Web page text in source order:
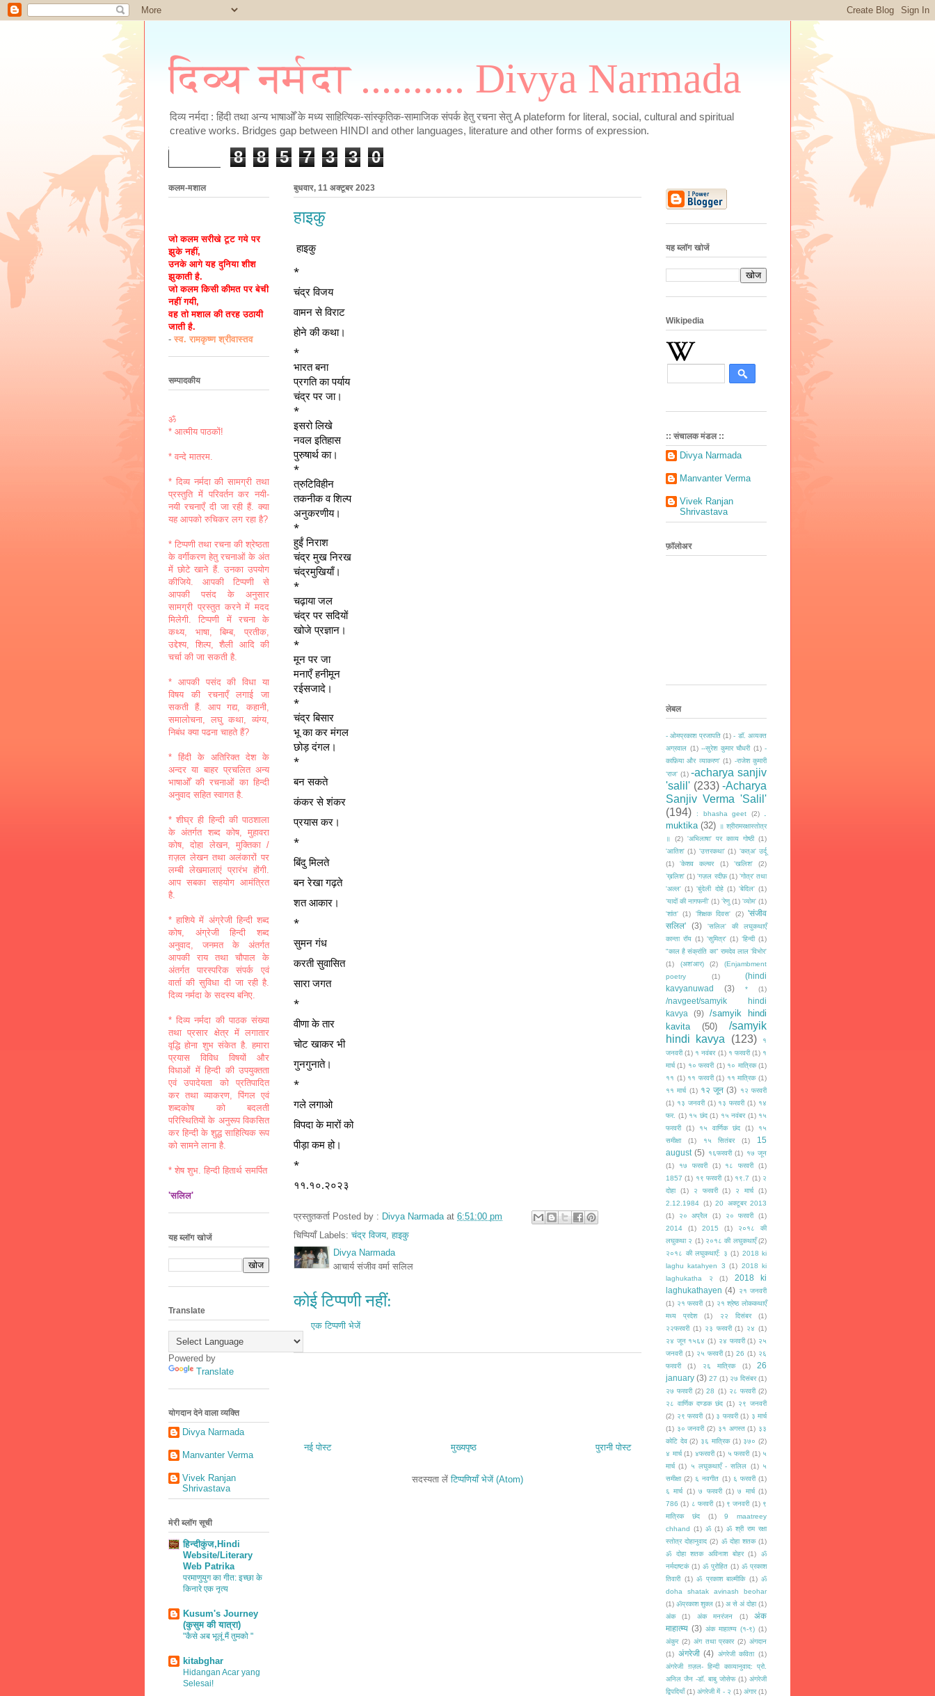
दिव्य नर्मदा .......... Divya Narmada
दिव्य नर्मदा : हिंदी तथा अन्य भाषाओँ के मध्य साहित्यिक-सांस्कृतिक-सामाजिक संपर्क हेतु रचना सेतु A plateform for literal, social, cultural and spiritual
creative works. Bridges gap between HINDI and other languages, literature and other forms of expression.
8 8 5 7 3 3 0
बुधवार, 11 अक्टूबर 2023
हाइकु
हाइकु
*
चंद्र विजय
वामन से विराट
होने की कथा।
*
भारत बना
प्रगति का पर्याय
चंद्र पर जा।
*
इसरो लिखे
नवल इतिहास
पुरुषार्थ का।
*
त्रुटिविहीन
तकनीक व शिल्प
अनुकरणीय।
*
हुईं निराश
चंद्र मुख निरख
चंद्रमुखियाँ।
*
चढ़ाया जल
चंद्र पर सदियों
खोजे प्रज्ञान।
*
मून पर जा
मनाएँ हनीमून
रईसजादे।
*
चंद्र बिसार
भू का कर मंगल
छोड़ दंगल।
*
बन सकते
कंकर से शंकर
प्रयास कर।
*
बिंदु मिलते
बन रेखा गढ़ते
शत आकार।
*
सुमन गंध
करती सुवासित
सारा जगत
*
वीणा के तार
चोट खाकर भी
गुनगुनाते।
*
गले लगाओ
विपदा के मारों को
पीड़ा कम हो।
*
११.१०.२०२३
प्रस्तुतकर्ता Posted by : Divya Narmada at 6:51:00 pm
चिप्पियाँ Labels:चंद्र विजय,हाइकु
Divya Narmada
आचार्य संजीव वर्मा सलिल
कोई टिप्पणी नहीं:
एक टिप्पणी भेजें
नई पोस्ट पुरानी पोस्ट
मुख्यपृष्ठ
सदस्यता लेंटिप्पणियाँ भेजें (Atom)
कलम-मशाल
जो कलम सरीखे टूट गये पर
झुके नहीं,
उनके आगे यह दुनिया शीश
झुकाती है.
जो कलम किसी कीमत पर बेची
नहीं गयी,
वह तो मशाल की तरह उठायी
जाती है.
- स्व. रामकृष्ण श्रीवास्तव
सम्पादकीय
ॐ
* आत्मीय पाठकों!
* वन्दे मातरम.
* दिव्य नर्मदा की सामग्री तथा
प्रस्तुति में परिवर्तन कर नयी-
नयी रचनाएँ दी जा रही हैं. क्या
यह आपको रुचिकर लग रहा है?
* टिप्पणी तथा रचना की श्रेष्ठता
के वर्गीकरण हेतु रचनाओं के अंत
में छोटे खाने हैं. उनका उपयोग
कीजिये. आपकी टिप्पणी से
आपकी पसंद के अनुसार
सामग्री प्रस्तुत करने में मदद
मिलेगी. टिप्पणी में रचना के
कथ्य, भाषा, बिम्ब, प्रतीक,
उद्देश्य, शिल्प, शैली आदि की
चर्चा की जा सकती है.
* आपकी पसंद की विधा या
विषय की रचनाएँ लगाई जा
सकती हैं. आप गद्य, कहानी,
समालोचना, लघु कथा, व्यंग्य,
निबंध क्या पढना चाहते हैं?
* हिंदी के अतिरिक्त देश के
अन्दर या बाहर प्रचलित अन्य
भाषाओँ की रचनाओं का हिन्दी
अनुवाद सहित स्वागत है.
* शीघ्र ही हिन्दी की पाठशाला
के अंतर्गत शब्द कोष, मुहावरा
कोष, दोहा लेखन, मुक्तिका /
ग़ज़ल लेखन तथा अलंकारों पर
लम्बी लेखमालाएं प्रारंभ होंगी.
आप सबका सहयोग आमंत्रित
है.
* हाशिये में अंग्रेजी हिन्दी शब्द
कोष, अंग्रेजी हिन्दी शब्द
अनुवाद, जनमत के अंतर्गत
आपकी राय तथा चौपाल के
अंतर्गत पारस्परिक संपर्क एवं
वार्ता की सुविधा दी जा रही है.
दिव्य नर्मदा के सदस्य बनिए.
* दिव्य नर्मदा की पाठक संख्या
तथा प्रसार क्षेत्र में लगातार
वृद्धि होना शुभ संकेत है. हमारा
प्रयास विविध विषयों और
विधाओं में हिन्दी की उपयुक्तता
एवं उपादेयता को प्रतिपादित
कर तथा व्याकरण, पिंगल एवं
शब्दकोष को बदलती
परिस्थितियों के अनुरूप विकसित
कर हिन्दी के शुद्ध साहित्यिक रूप
को सामने लाना है.
* शेष शुभ. हिन्दी हितार्थ समर्पित
'सलिल'
यह ब्लॉग खोजें
Translate
Powered by
Translate
योगदान देने वाला व्यक्ति
Divya Narmada
Manvanter Verma
Vivek Ranjan
Shrivastava
मेरी ब्लॉग सूची
हिन्दीकुंज,Hindi
Website/Literary
Web Patrika
परमाणुयुग का गीत: इच्छा के
किनारे एक नृत्य
Kusum's Journey
(कुसुम की यात्रा)
"कैसे अब भूलूं मैं तुमको "
kitabghar
Hidangan Acar yang
Selesai!
यह ब्लॉग खोजें
Wikipedia
:: संचालक मंडल ::
Divya Narmada
Manvanter Verma
Vivek Ranjan
Shrivastava
फ़ॉलोअर
लेबल
- ओमप्रकाश प्रजापति (1) - डॉ. अव्यक्त
अग्रवाल (1) --सुरेश कुमार चौधरी (1) -
काफ़िया और व्याकरण' (1) -राजेश कुमारी
‘राज‘ (1) -acharya sanjiv
'salil' (233) -Acharya
Sanjiv Verma 'Salil'
(194)
: bhasha geet (2)
muktika (32)
॥ श्रीरामरक्षास्तोत्र
॥
(2) 'अभिलाषा' पर काव्य गोष्ठी (1)
'आतिश' (1) 'उत्तरकथा' (1) 'कत्अ' उर्दू
(1)
'केशव कल्चर (1) 'खलिश'
(2)
’ख़लिश' (1) 'गज़ल रदीफ़ (1) 'गोत्र' तथा
'अल्ल' (1) 'बुंदेली दोहे (1) 'बेदिल' (1)
‘यादों की नागफनी’ (1) 'रेणु (1) 'व्योम' (1)
'शांत' (1) 'शिक्षक दिवस' (2) 'संजीव
सलिल'
(3)
'सलिल' की लघुकथाएँ
कान्ता रॉय (1) 'सुमित्र' (1) ‘हिन्दी (1)
"काल है संक्रांति का" रामदेव लाल 'विभोर'
(1)
(अश'आर) (2)
(Enjambment
poetry
(1)
(hindi
kavyanuwad
(3) * (1)
/navgeet/samyik hindi
kavya
(9)
/samyik hindi
kavita
(50)
/samyik
hindi kavya
(123)
१
जनवरी (1) १ नवंबर (1) १ फरवरी (1) १
मार्च (1) १० फरवरी (1) १० मात्रिक (1)
११ (1) ११ फरवरी (1) ११ मात्रिक (1)
११ मार्च (1) १२ जून (3) १२ फरवरी
(1) १३ जनवरी (1) १३ फरवरी (1) १४
फर. (1) १५ छंद (1) १५ नवंबर (1) १५
फरवरी
(1) १५ वार्णिक छंद (1)
१५
समीक्षा
(1) १५ सितंबर (1)
15
august (5) १६फरवरी (1) १७ जून
(1)
१७ फरवरी (1) १८ फरवरी
(1)
1857 (1) १९ फरवरी (1) १९.7 (1) २
दोहा
(1) २ फरवरी (1) २ मार्च
(1)
2.12.1984 (1) 20 अक्टूबर 2013
(1)
२० अप्रैल (1) २० फरवरी
(1)
2014
(1) 2015 (1)
२०१८ की
लघुकथा २ (1) २०१८ की लघुकथाएँ (2)
२०१८ की लघुकथाएँ: ३ (1) 2018 ki
laghu katahyen 3 (1) 2018 ki
laghukatha २
(1)
2018 ki
laghukathayen (4) २१ जनवरी
(1) २१ फरवरी (1) २१ श्रेष्ठ लोककथाएँ
मध्य प्रदेश
(1) २२ दिसंबर
(1)
२२फरवरी (1) २३ फरवरी (1) २४ (1)
२४ जून १५६४ (1) २४ फरवरी (1) २५
जनवरी (1) २५ फरवरी (1) 26 (1) २६
फरवरी
(1) २६ मात्रिक (1)
26
january (3) 27 (1) २७ दिसंबर (1)
२७ फरवरी (2) 28 (1) २८ फरवरी (2)
२८ वार्णिक दण्डक छंद (1) २९ जनवरी
(2) २९ फरवरी (1) ३ फरवरी (1) ३ मार्च
(1) ३० जनवरी (2) ३१ अगस्त (1) ३३
कोटि देव (2) ३६ मात्रिक (1) ३७० (2)
४ मार्च (1) ४फरवरी (1) ५ फरवरी (1) ५
मार्च (1) ५ लघुकथाएँ - सलिल (1) ५
समीक्षा (2) ६ नवगीत (1) ६ फरवरी (1)
६ मार्च (1) ७ फरवरी (1) ७ मार्च (1)
786 (1) ८ फरवरी (1) ९ जनवरी (1) ९
मात्रिक छंद
(1)
9 maatreey
chhand (1) ॐ (1) ॐ श्री राम रक्षा
स्तोत्र दोहानुवाद (2) ॐ दोहा शतक (1)
ॐ दोहा शतक अविनाश बोहर
(1)
ॐ
नर्मदाष्टकं (1) ॐ पुरोहित (1) ॐ प्रकाश
तिवारी (1) ॐ प्रकाश बाल्मीकि (1) ॐ
doha shatak avinash beohar
(1) ॐप्रकाश शुक्ल (1) अ से अं दोहा (1)
अंक
(1) अंक मनरंजन (1)
अंक
माहात्म्य (3) अंक माहात्म्य (१-९) (1)
अंकुर (2) अंग तथा प्रकार (2) अंगदान
(1) अंगरेजी (4) अंगरेजी कविता (1)
अंगरेजी ग़ज़ल- हिन्दी काव्यानुवाद: प्रो.
अनिल जैन -डॉ. बाबु जोसेफ (1) अंगरेजी
द्विपदियाँ (1) अंगरेजी में - २ (1) अंगार (1)